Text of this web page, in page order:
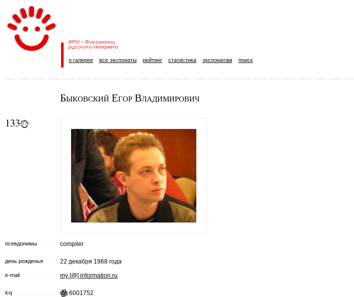
о галерее все экспонаты рейтинг статистика экспонатам поиск
Быковский Егор Владимирович
133
псевдонимы compiler
день рожденья 22 декабря 1968 года
e-mail my [@] information.ru
icq 6001752